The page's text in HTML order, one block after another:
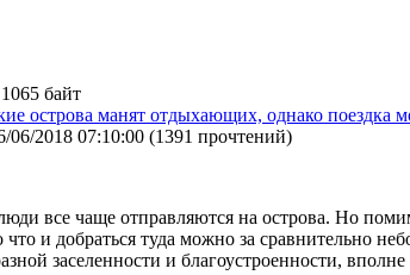
байт
острова манят отдыхающих, однако поездка
06/2018 07:10:00 (1391 прочтений)
все чаще отправляются на острова. Но
что и добраться туда можно за сравнительно
заселенности и благоустроенности,